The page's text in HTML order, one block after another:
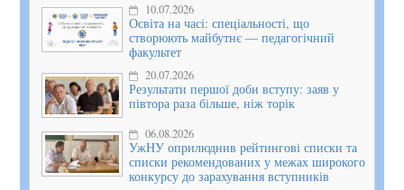
10.07.2026
Освіта на часі: спеціальності, що
створюють майбутнє — педагогічний
факультет
20.07.2026
Результати першої доби вступу: заяв у
півтора раза більше, ніж торік
06.08.2026
УжНУ оприлюднив рейтингові списки та
списки рекомендованих у межах широкого
конкурсу до зарахування вступників